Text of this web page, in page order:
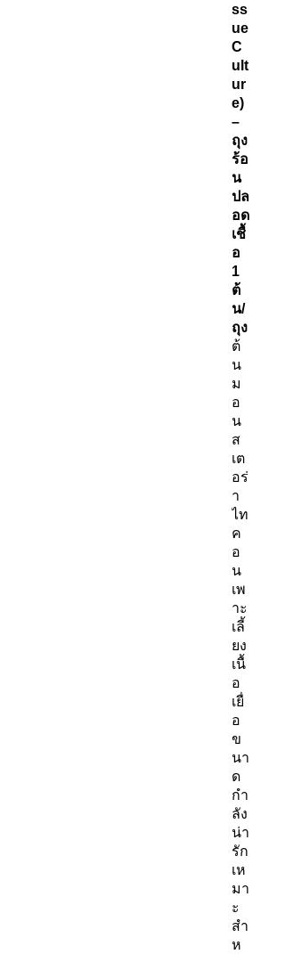
ss
ue
C
ult
ur
e)
–
ถุง
ร้อ
น
ปล
อด
เชื้
อ
1
ต้
น/
ถุง
ต้
น
ม
อ
น
ส
เต
อร่
า
ไท
ค
อ
น
เพ
าะ
เลี้
ยง
เนื้
อ
เยื่
อ
ข
นา
ด
กำ
ลัง
น่า
รัก
เห
มา
ะ
สำ
ห